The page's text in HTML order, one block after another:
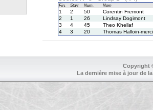
Fin. Start Num. Nom
1 2 50
Corentin Fremont
2
1 26
Lindsay Dogimont
3
4 45
Theo Khellaf
4
3 20 Thomas Halloin-
Copyright
La dernière mise à jour de